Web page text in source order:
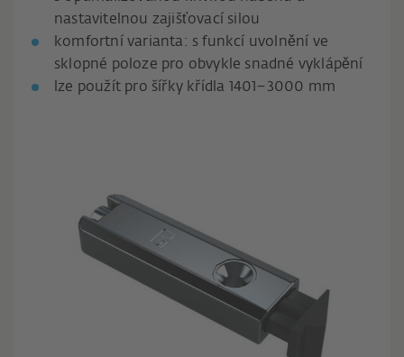
nastavitelnou zajišťovací silou
komfortní varianta: s funkcí uvolnění ve
sklopné poloze pro obvykle snadné vyklápění
lze použít pro šířky křídla 1401–3000 mm